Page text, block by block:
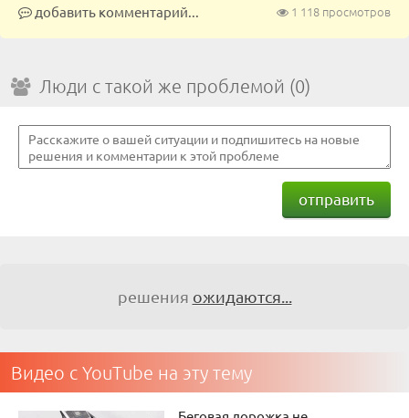
1 118 просмотров
добавить комментарий...
Люди с такой же проблемой (0)
отправить
решения ожидаются...
Видео с YouTube на эту тему